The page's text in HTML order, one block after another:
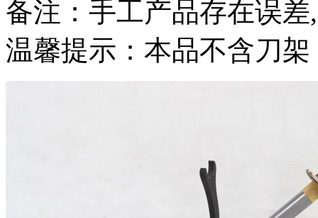
备注：手工产品存在误
温馨提示：本品不含刀